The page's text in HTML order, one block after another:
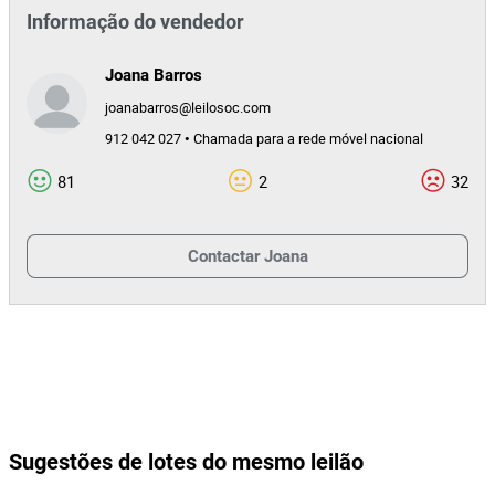
Informação do vendedor
Joana Barros
joanabarros@leilosoc.com
912 042 027 • Chamada para a rede móvel nacional
81 2 32
Contactar Joana
Sugestões de lotes do mesmo leilão